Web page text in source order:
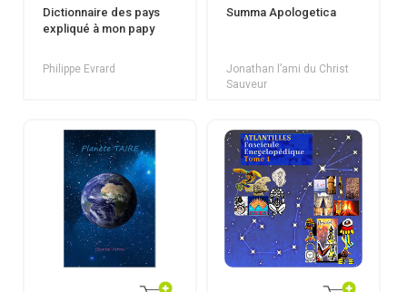
Dictionnaire des pays
expliqué à mon papy
Philippe Evrard
Summa Apologetica
Jonathan l’ami du Christ
Sauveur